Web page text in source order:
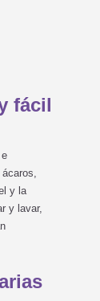
fácil
y la
y lavar,